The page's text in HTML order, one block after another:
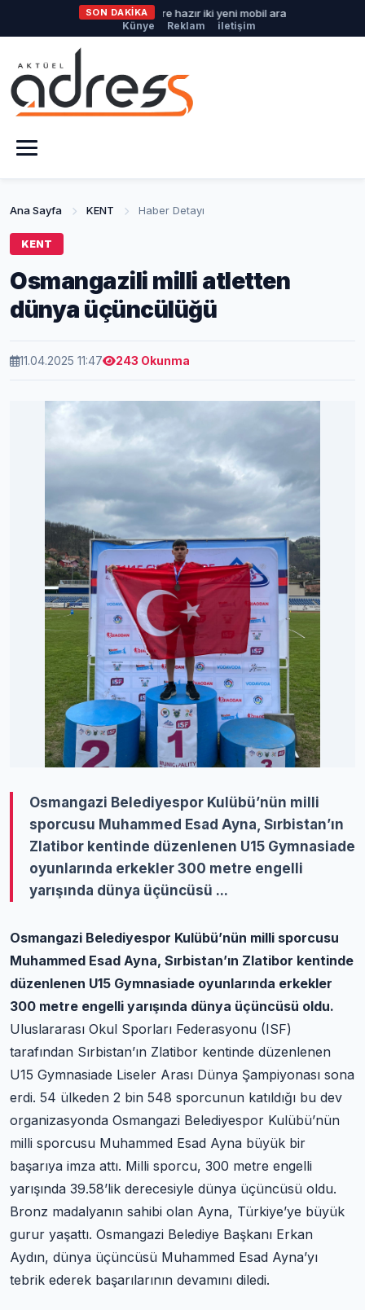
SON DAKİKA
Büyükşehir'den afetlere hazır iki yeni mobil araç
Künye Reklam iletişim
Ana Sayfa KENT Haber Detayı
KENT
Osmangazili milli atletten
dünya üçüncülüğü
11.04.2025 11:47 243 Okunma
Osmangazi Belediyespor Kulübü’nün milli
sporcusu Muhammed Esad Ayna, Sırbistan’ın
Zlatibor kentinde düzenlenen U15 Gymnasiade
oyunlarında erkekler 300 metre engelli
yarışında dünya üçüncüsü ...
Osmangazi Belediyespor Kulübü’nün milli sporcusu
Muhammed Esad Ayna, Sırbistan’ın Zlatibor kentinde
düzenlenen U15 Gymnasiade oyunlarında erkekler
300 metre engelli yarışında dünya üçüncüsü oldu.
Uluslararası Okul Sporları Federasyonu (ISF)
tarafından Sırbistan’ın Zlatibor kentinde düzenlenen
U15 Gymnasiade Liseler Arası Dünya Şampiyonası sona
erdi. 54 ülkeden 2 bin 548 sporcunun katıldığı bu dev
organizasyonda Osmangazi Belediyespor Kulübü’nün
milli sporcusu Muhammed Esad Ayna büyük bir
başarıya imza attı. Milli sporcu, 300 metre engelli
yarışında 39.58’lik derecesiyle dünya üçüncüsü oldu.
Bronz madalyanın sahibi olan Ayna, Türkiye’ye büyük
gurur yaşattı. Osmangazi Belediye Başkanı Erkan
Aydın, dünya üçüncüsü Muhammed Esad Ayna’yı
tebrik ederek başarılarının devamını diledi.